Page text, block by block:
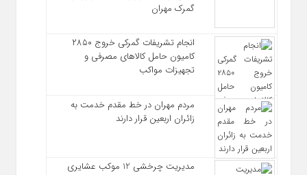
گمرک مهران
انجام تشریفات گمرکی خروج ۲۸۵۰
کامیون حامل کالاهای مصرفی و
تجهیزات مواکب
مردم مهران در خط مقدم خدمت به
زائران اربعین قرار دارند
مدیریت چرخشی 12 موکب‌ عشایری